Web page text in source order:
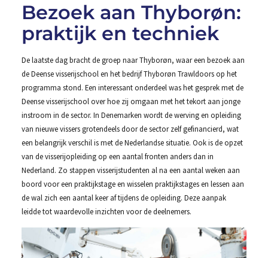
Bezoek aan Thyborøn:
praktijk en techniek
De laatste dag bracht de groep naar Thyborøn, waar een bezoek aan
de Deense visserijschool en het bedrijf Thyborøn Trawldoors op het
programma stond. Een interessant onderdeel was het gesprek met de
Deense visserijschool over hoe zij omgaan met het tekort aan jonge
instroom in de sector. In Denemarken wordt de werving en opleiding
van nieuwe vissers grotendeels door de sector zelf gefinancierd, wat
een belangrijk verschil is met de Nederlandse situatie. Ook is de opzet
van de visserijopleiding op een aantal fronten anders dan in
Nederland. Zo stappen visserijstudenten al na een aantal weken aan
boord voor een praktijkstage en wisselen praktijkstages en lessen aan
de wal zich een aantal keer af tijdens de opleiding. Deze aanpak
leidde tot waardevolle inzichten voor de deelnemers.